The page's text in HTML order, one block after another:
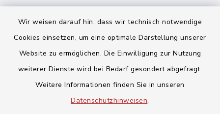
Wir weisen darauf hin, dass wir technisch notwendige
Cookies einsetzen, um eine optimale Darstellung unserer
Website zu ermöglichen. Die Einwilligung zur Nutzung
weiterer Dienste wird bei Bedarf gesondert abgefragt.
Weitere Informationen finden Sie in unseren
Datenschutzhinweisen.
Kontakt
Barrierefreiheit